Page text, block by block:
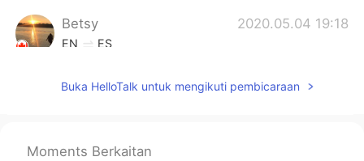
Betsy 2020.05.04 19:18
EN ES
Son muy deliciosos los postres😋😋
Buka HelloTalk untuk mengikuti pembicaraan
Moments Berkaitan